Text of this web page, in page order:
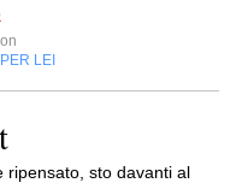
PER LEI
ripensato, sto davanti al